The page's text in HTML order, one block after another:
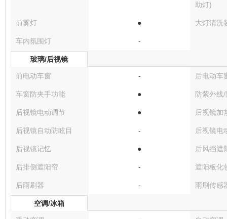
助灯)
前雾灯 ● 大灯清洗
车内氛围灯 -
玻璃/后视镜
前电动车窗 - 后电动车
车窗防夹手功能 ● 防紫外线
后视镜电动调节 ● 后视镜加
后视镜自动防眩目 - 后视镜电
后视镜记忆 ● 后风挡遮
后排侧遮阳帘 - 遮阳板化
后雨刷器 - 雨刷传感
空调/冰箱